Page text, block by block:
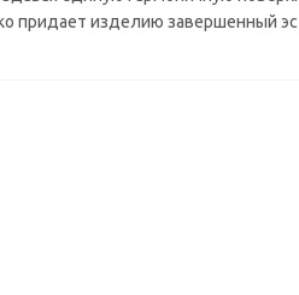
придает изделию завершенный